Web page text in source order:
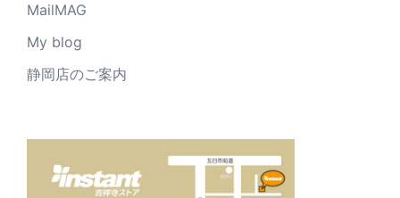
MailMAG
My blog
静岡店のご案内